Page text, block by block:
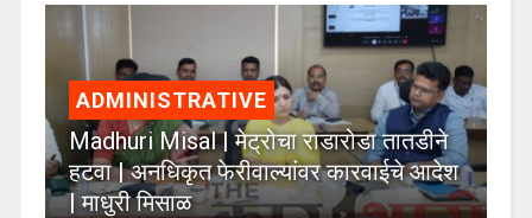
ADMINISTRATIVE
Madhuri Misal | मेट्रोचा राडारोडा तातडीने
हटवा | अनधिकृत फेरीवाल्यांवर कारवाईचे आदेश
| माधुरी मिसाळ